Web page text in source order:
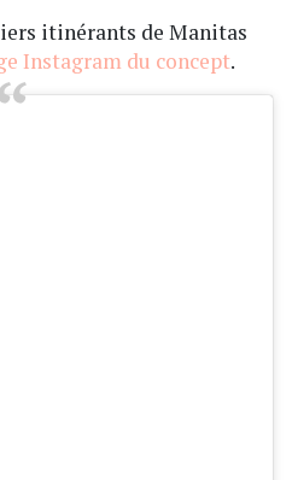
itinérants de Manitas
Instagram du concept.